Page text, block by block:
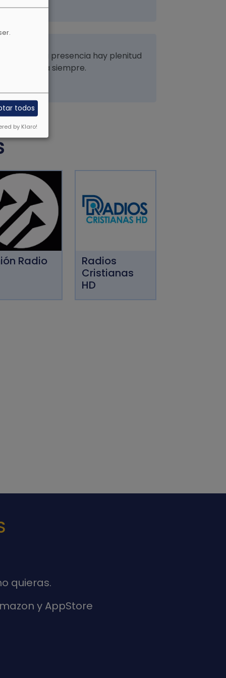
vida. En tu presencia hay plenitud
para siempre.
Radio
Radios
Cristianas
HD
quieras.
y AppStore
todos
by Klaro!